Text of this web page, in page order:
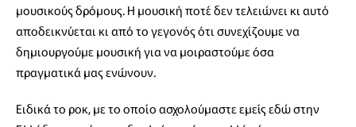
μουσικούς δρόμους. Η μουσική ποτέ δεν τελειώνει κι αυτό
αποδεικνύεται κι από το γεγονός ότι συνεχίζουμε να
δημιουργούμε μουσική για να μοιραστούμε όσα
πραγματικά μας ενώνουν.
Ειδικά το ροκ, με το οποίο ασχολούμαστε εμείς εδώ στην